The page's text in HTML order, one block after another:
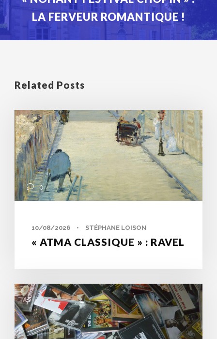
LA FERVEUR ROMANTIQUE !
Related Posts
0
10/08/2026 • STÉPHANE LOISON
« ATMA CLASSIQUE » : RAVEL